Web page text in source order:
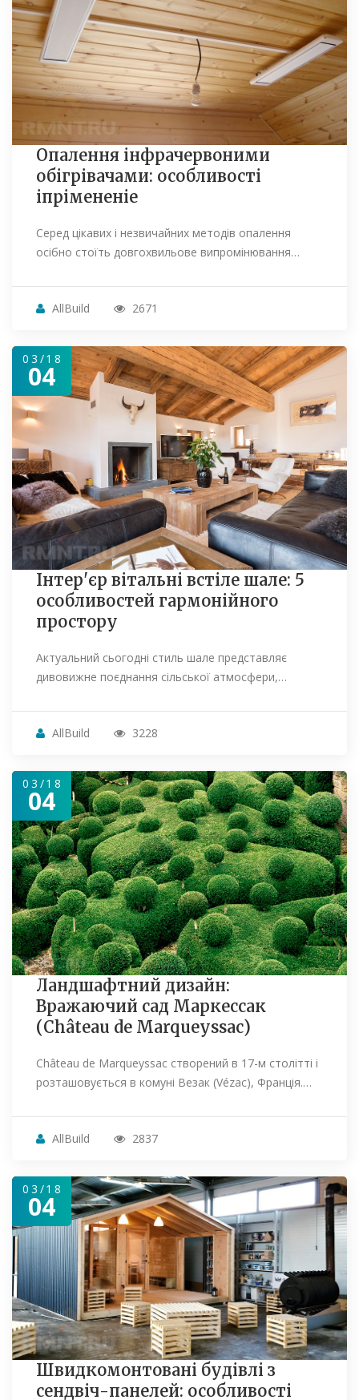
Опалення інфрачервоними
обігрівачами: особливості
іпрімененіе
Серед цікавих і незвичайних методів опалення
осібно стоїть довгохвильове випромінювання…
AllBuild 2671
03/18
04
Інтер'єр вітальні встіле шале: 5
особливостей гармонійного
простору
Актуальний сьогодні стиль шале представляє
дивовижне поєднання сільської атмосфери,…
AllBuild 3228
03/18
04
Ландшафтний дизайн:
Вражаючий сад Маркессак
(Château de Marqueyssac)
Château de Marqueyssac створений в 17-м столітті і
розташовується в комуні Везак (Vézac), Франція.…
AllBuild 2837
03/18
04
Швидкомонтовані будівлі з
сендвіч-панелей: особливості